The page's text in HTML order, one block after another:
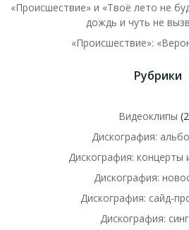
«Происшествие» и «Твоё лето не
дождь и чуть не
«Происшествие»:
Рубрики
Видеоклипы
Дискография:
Дискография: концерты
Дискография:
Дискография: сайд-
Дискография: